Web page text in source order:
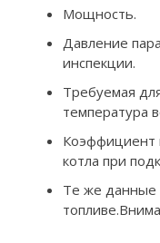
Мощность.
Давление
инспекции.
Требуемая
температура
Коэффициент
котла при
Те же данные